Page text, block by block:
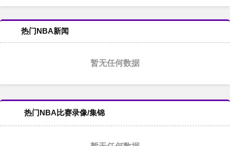
热门NBA新闻
暂无任何数据
热门NBA比赛录像/集锦